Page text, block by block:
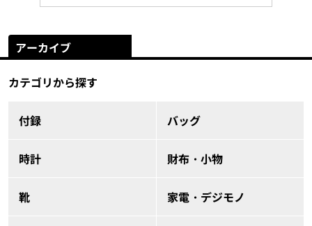
アーカイブ
カテゴリから探す
付録 バッグ
時計 財布・小物
靴 家電・デジモノ